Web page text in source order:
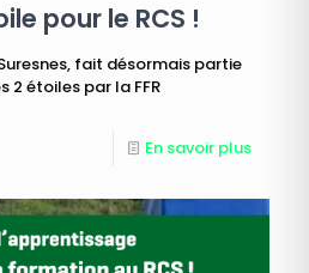
pour le RCS !
fait désormais partie
2 étoiles par la FFR
En savoir plus